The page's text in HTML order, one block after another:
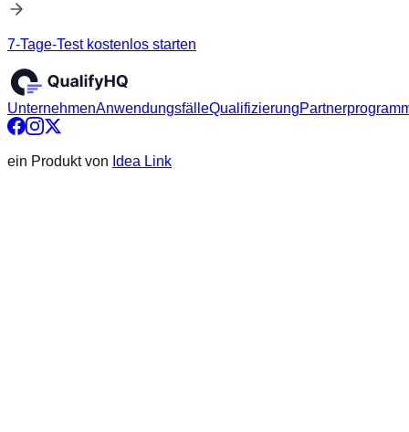
7-Tage-Test kostenlos starten
UnternehmenAnwendungsfälleQualifizierung
ein Produkt von Idea Link